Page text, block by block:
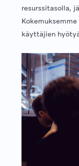
resurssitasolla,
käyttäjien